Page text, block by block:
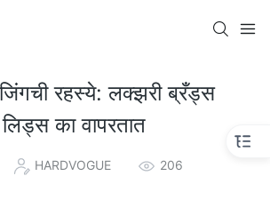
रहस्ये: लक्झरी ब्रँड्स
का वापरतात
HARDVOGUE 206